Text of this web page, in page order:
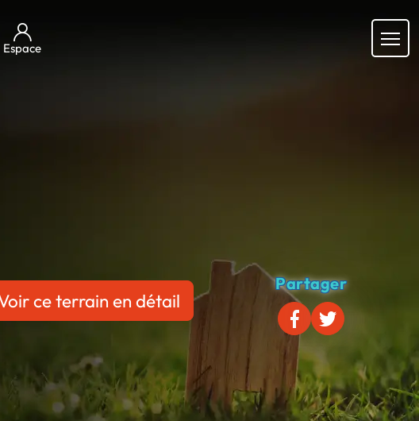
Espace
ce terrain en détail
Partager